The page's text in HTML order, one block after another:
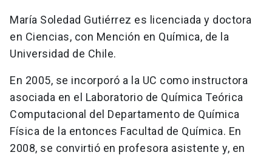
María Soledad Gutiérrez es licenciada y doctora
en Ciencias, con Mención en Química, de la
Universidad de Chile.
En 2005, se incorporó a la UC como instructora
asociada en el Laboratorio de Química Teórica
Computacional del Departamento de Química
Física de la entonces Facultad de Química. En
2008, se convirtió en profesora asistente y, en